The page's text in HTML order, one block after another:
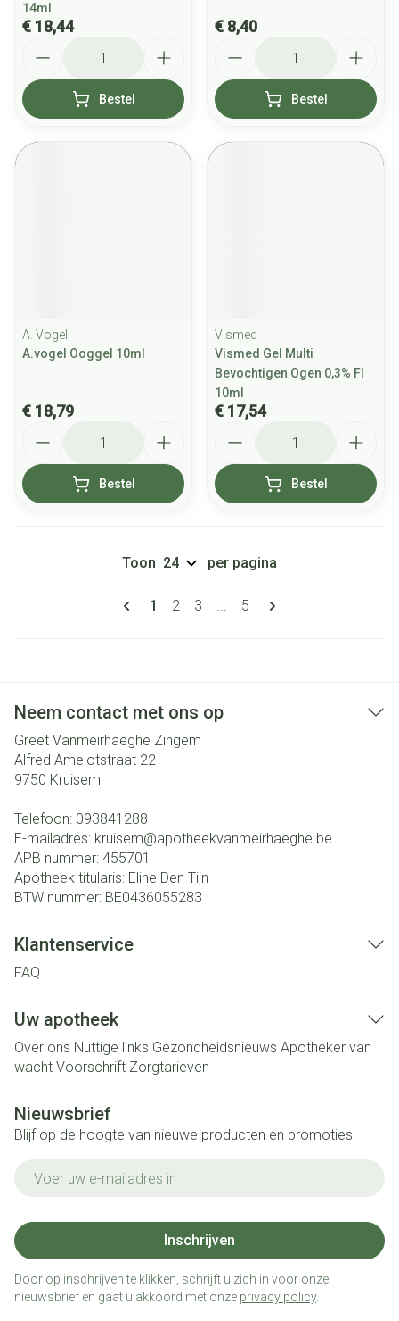
14ml
€ 18,44
Bestel
€ 8,40
Bestel
A. Vogel
A.vogel Ooggel 10ml
€ 18,79
Bestel
Vismed
Vismed Gel Multi
Bevochtigen Ogen 0,3% Fl
10ml
€ 17,54
Bestel
Pagina's
U lees momenteel pagina
1 Pagina
2 Pagina
3 ... Pagina
5
Toon per pagina
Neem contact met ons op
Greet Vanmeirhaeghe Zingem
Alfred Amelotstraat 22
9750 Kruisem
Telefoon: 093841288
E-mailadres: kruisem@apotheekvanmeirhaeghe.be
APB nummer: 455701
Apotheek titularis: Eline Den Tijn
BTW nummer: BE0436055283
Klantenservice
FAQ
Uw apotheek
Over ons Nuttige links Gezondheidsnieuws Apotheker van
wacht Voorschrift Zorgtarieven
Nieuwsbrief
Blijf op de hoogte van nieuwe producten en promoties
Inschrijven
Door op inschrijven te klikken, schrijft u zich in voor onze
nieuwsbrief en gaat u akkoord met onze privacy policy.